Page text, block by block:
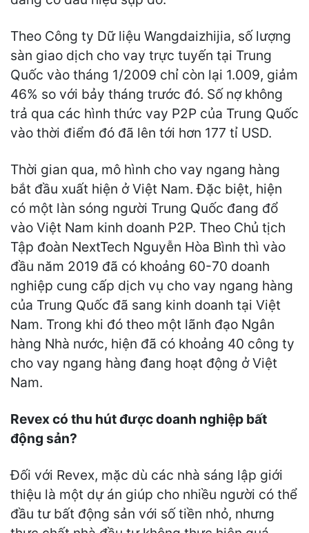
Theo Công ty Dữ liệu Wangdaizhijia, số lượng
sàn giao dịch cho vay trực tuyến tại Trung
Quốc vào tháng 1/2009 chỉ còn lại 1.009, giảm
46% so với bảy tháng trước đó. Số nợ không
trả qua các hình thức vay P2P của Trung Quốc
vào thời điểm đó đã lên tới hơn 177 tỉ USD.
Thời gian qua, mô hình cho vay ngang hàng
bắt đầu xuất hiện ở Việt Nam. Đặc biệt, hiện
có một làn sóng người Trung Quốc đang đổ
vào Việt Nam kinh doanh P2P. Theo Chủ tịch
Tập đoàn NextTech Nguyễn Hòa Bình thì vào
đầu năm 2019 đã có khoảng 60-70 doanh
nghiệp cung cấp dịch vụ cho vay ngang hàng
của Trung Quốc đã sang kinh doanh tại Việt
Nam. Trong khi đó theo một lãnh đạo Ngân
hàng Nhà nước, hiện đã có khoảng 40 công ty
cho vay ngang hàng đang hoạt động ở Việt
Nam.
Revex có thu hút được doanh nghiệp bất
động sản?
Đối với Revex, mặc dù các nhà sáng lập giới
thiệu là một dự án giúp cho nhiều người có thể
đầu tư bất động sản với số tiền nhỏ, nhưng